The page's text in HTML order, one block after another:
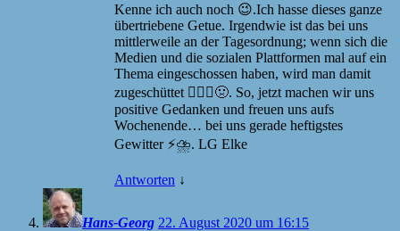
Kenne ich auch noch 😉.Ich hasse dieses ganze
übertriebene Getue. Irgendwie ist das bei uns
mittlerweile an der Tagesordnung; wenn sich die
Medien und die sozialen Plattformen mal auf ein
Thema eingeschossen haben, wird man damit
zugeschüttet 🤦🏼‍♀️🤢. So, jetzt machen wir uns
positive Gedanken und freuen uns aufs
Wochenende… bei uns gerade heftigstes
Gewitter ⚡⛈️. LG Elke
Antworten ↓
Hans-Georg 22. August 2020 um 16:15